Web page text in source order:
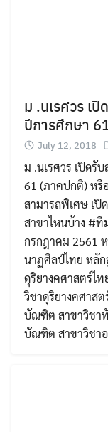
ม .นเรศวร เ
ปีการศึกษา
July 12, 2018
ม .นเรศวร เปิดรั
61 (ภาคปกติ) หรื
สามารถพิเศษ เปิ
สาขาไหนบ้าง #ที
กรกฎาคม 2561
นาฏศิลป์ไทย หลั
ดุริยางคศาสตร์ไ
วิชาดุริยางคศาส
บัณฑิต สาขาวิชา
บัณฑิต สาขาวิชา